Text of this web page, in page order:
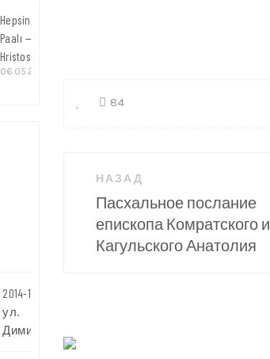
84
записям
НАЗАД
Пасхальное послание
епископа Комратского и
Кагульского Анатолия
Hepsindän
Paalı —
Hristos
06.05.2026
Паломничество,
объединяет
2014-11-28
ул.
Димитрова